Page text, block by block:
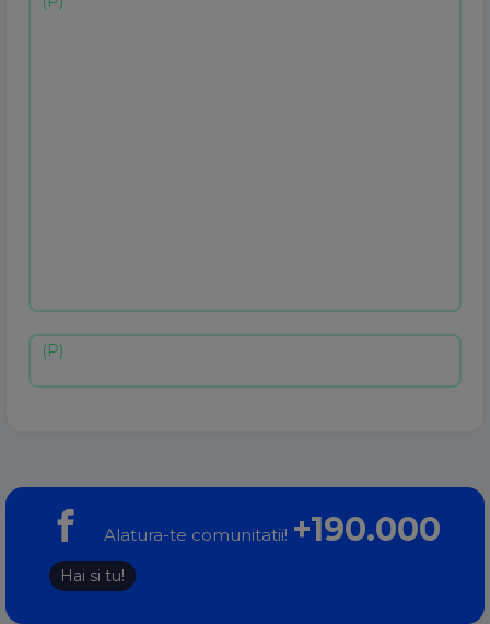
Alatura-te comunitatii! +190.000
Hai si tu!